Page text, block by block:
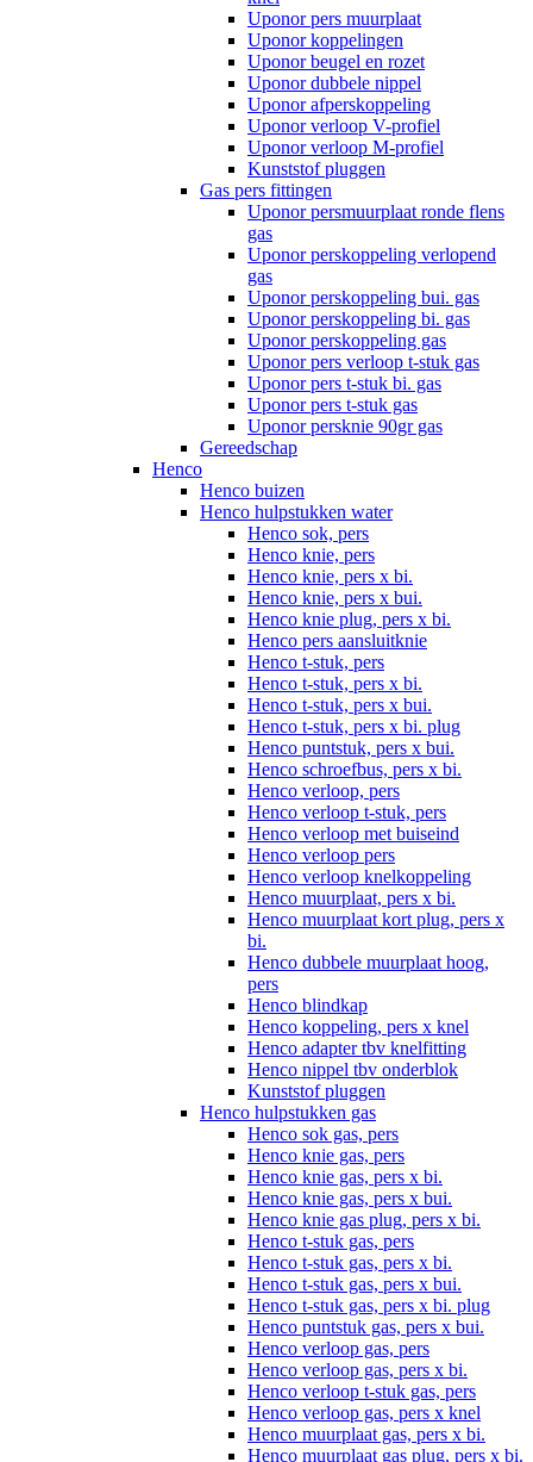
Uponor pers muurplaat
Uponor koppelingen
Uponor beugel en rozet
Uponor dubbele nippel
Uponor afperskoppeling
Uponor verloop V-profiel
Uponor verloop M-profiel
Kunststof pluggen
Gas pers fittingen
Uponor persmuurplaat ronde flens
gas
Uponor perskoppeling verlopend
gas
Uponor perskoppeling bui. gas
Uponor perskoppeling bi. gas
Uponor perskoppeling gas
Uponor pers verloop t-stuk gas
Uponor pers t-stuk bi. gas
Uponor pers t-stuk gas
Uponor persknie 90gr gas
Gereedschap
Henco
Henco buizen
Henco hulpstukken water
Henco sok, pers
Henco knie, pers
Henco knie, pers x bi.
Henco knie, pers x bui.
Henco knie plug, pers x bi.
Henco pers aansluitknie
Henco t-stuk, pers
Henco t-stuk, pers x bi.
Henco t-stuk, pers x bui.
Henco t-stuk, pers x bi. plug
Henco puntstuk, pers x bui.
Henco schroefbus, pers x bi.
Henco verloop, pers
Henco verloop t-stuk, pers
Henco verloop met buiseind
Henco verloop pers
Henco verloop knelkoppeling
Henco muurplaat, pers x bi.
Henco muurplaat kort plug, pers x
bi.
Henco dubbele muurplaat hoog,
pers
Henco blindkap
Henco koppeling, pers x knel
Henco adapter tbv knelfitting
Henco nippel tbv onderblok
Kunststof pluggen
Henco hulpstukken gas
Henco sok gas, pers
Henco knie gas, pers
Henco knie gas, pers x bi.
Henco knie gas, pers x bui.
Henco knie gas plug, pers x bi.
Henco t-stuk gas, pers
Henco t-stuk gas, pers x bi.
Henco t-stuk gas, pers x bui.
Henco t-stuk gas, pers x bi. plug
Henco puntstuk gas, pers x bui.
Henco verloop gas, pers
Henco verloop gas, pers x bi.
Henco verloop t-stuk gas, pers
Henco verloop gas, pers x knel
Henco muurplaat gas, pers x bi.
Henco muurplaat gas plug, pers x bi.